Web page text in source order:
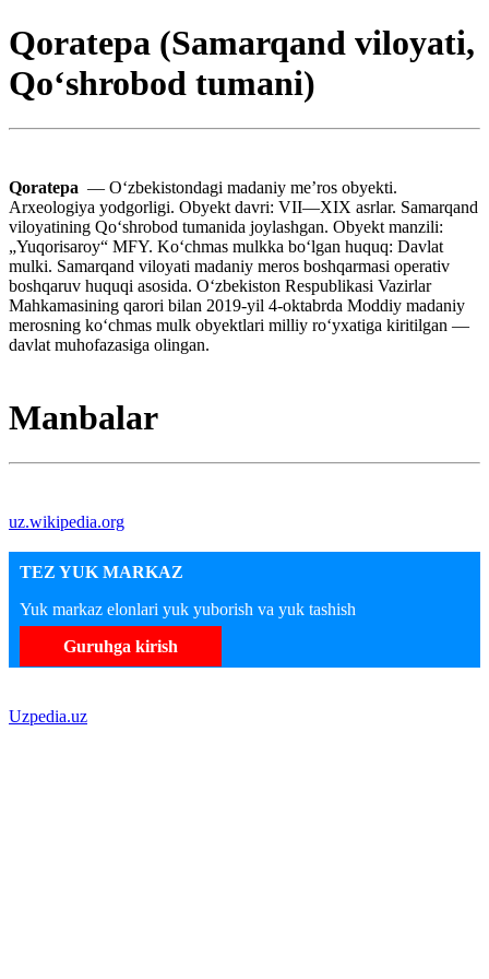
Qoratepa (Samarqand viloyati,
Qoʻshrobod tumani)
Qoratepa — Oʻzbekistondagi madaniy meʼros obyekti.
Arxeologiya yodgorligi. Obyekt davri: VII—XIX asrlar. Samarqand
viloyatining Qoʻshrobod tumanida joylashgan. Obyekt manzili:
„Yuqorisaroy“ MFY. Koʻchmas mulkka boʻlgan huquq: Davlat
mulki. Samarqand viloyati madaniy meros boshqarmasi operativ
boshqaruv huquqi asosida. Oʻzbekiston Respublikasi Vazirlar
Mahkamasining qarori bilan 2019-yil 4-oktabrda Moddiy madaniy
merosning koʻchmas mulk obyektlari milliy roʻyxatiga kiritilgan —
davlat muhofazasiga olingan.
Manbalar
uz.wikipedia.org
TEZ YUK MARKAZ
Yuk markaz elonlari yuk yuborish va yuk tashish
Guruhga kirish
Uzpedia.uz